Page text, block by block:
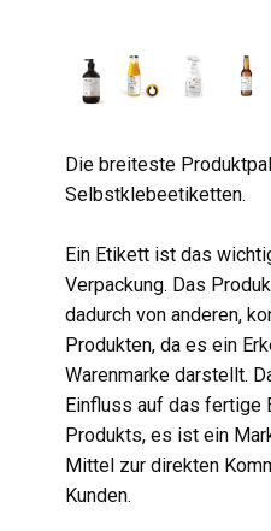
​Die breiteste
Selbstklebeetiketten.
Ein Etikett ist das
Verpackung. Das
dadurch von anderen,
Produkten, da es ein
Warenmarke darstellt.
Einfluss auf das fertige
Produkts, es ist ein
Mittel zur direkten
Kunden.